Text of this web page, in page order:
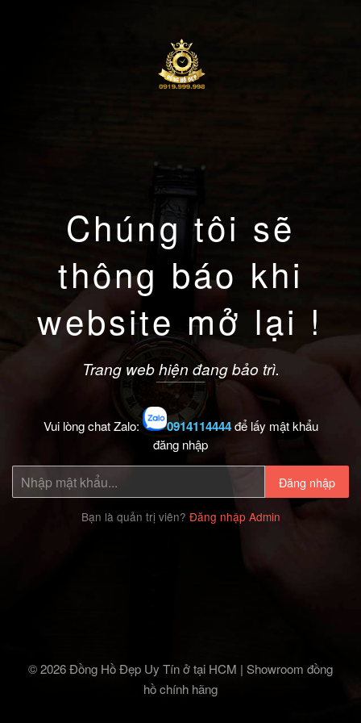
Chúng tôi sẽ
thông báo khi
website mở lại !
Trang web hiện đang bảo trì.
Vui lòng chat Zalo: 0914114444để lấy mật khẩu
đăng nhập
Đăng nhập
Bạn là quản trị viên? Đăng nhập Admin
© 2026 Đồng Hồ Đẹp Uy Tín ở tại HCM | Showroom đồng
hồ chính hãng‎